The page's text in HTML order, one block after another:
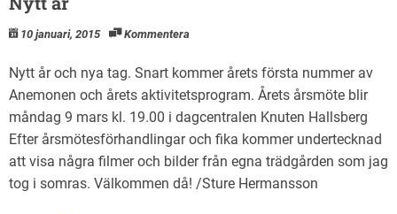
10 januari, 2015 Kommentera
Nytt år och nya tag. Snart kommer årets första nummer av
Anemonen och årets aktivitetsprogram. Årets årsmöte blir
måndag 9 mars kl. 19.00 i dagcentralen Knuten Hallsberg
Efter årsmötesförhandlingar och fika kommer undertecknad
att visa några filmer och bilder från egna trädgården som jag
tog i somras. Välkommen då! /Sture Hermansson